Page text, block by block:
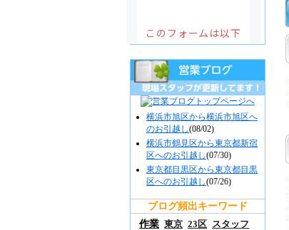
横浜市旭区から横浜市旭区へ
のお引越し(08/02)
横浜市鶴見区から東京都新宿
区へのお引越し(07/30)
東京都目黒区から東京都目黒
区へのお引越し(07/26)
ブログ頻出キーワード
作業 東京 23区 スタッフ